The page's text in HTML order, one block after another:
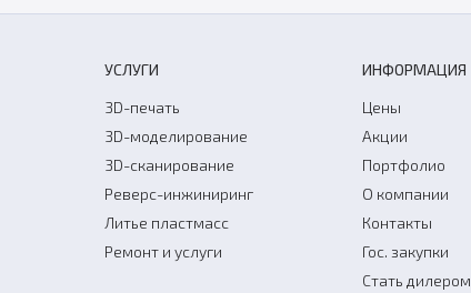
УСЛУГИ
3D-печать
3D-моделирование
3D-сканирование
Реверс-инжиниринг
Литье пластмасс
Ремонт и услуги
ИНФОРМАЦИЯ
Цены
Акции
Портфолио
О компании
Контакты
Гос. закупки
Стать дилером